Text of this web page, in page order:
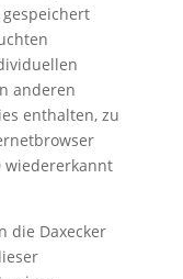
anderen
enthalten, zu
wiedererkannt
die Daxecker